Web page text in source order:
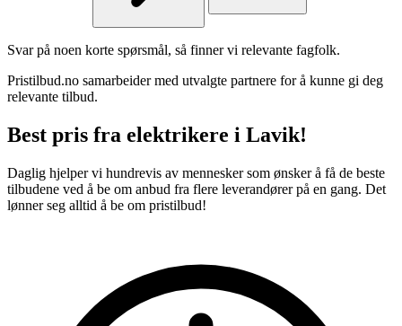
Svar på noen korte spørsmål, så finner vi relevante fagfolk.
Pristilbud.no samarbeider med utvalgte partnere for å kunne gi deg
relevante tilbud.
Best pris fra elektrikere i Lavik!
Daglig hjelper vi hundrevis av mennesker som ønsker å få de beste
tilbudene ved å be om anbud fra flere leverandører på en gang. Det
lønner seg alltid å be om pristilbud!